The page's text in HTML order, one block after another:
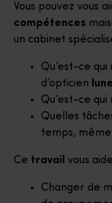
Vous pouvez vous
compétences
un cabinet
Qu’est-ce
d’opticien
Qu’est-ce
Quelles
temps, même
Ce travail vous
Changer de